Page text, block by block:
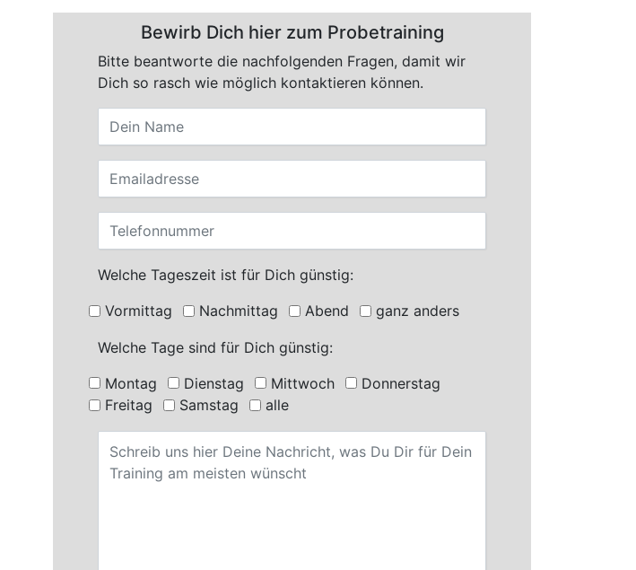
Bewirb Dich hier zum Probetraining
Bitte beantworte die nachfolgenden Fragen, damit wir
Dich so rasch wie möglich kontaktieren können.
Welche Tageszeit ist für Dich günstig:
Vormittag
Nachmittag Abend ganz anders
Welche Tage sind für Dich günstig:
Montag
Dienstag Mittwoch
Donnerstag
Freitag
Samstag alle